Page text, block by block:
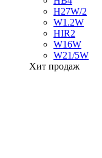
H27W/2
W1.2W
HIR2
W16W
W21/5W
Хит продаж